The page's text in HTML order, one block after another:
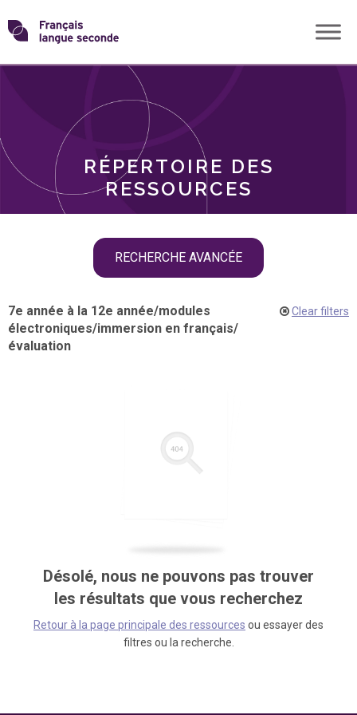
Skip
toTransformons
langue
RÉPERTOIRE DES
RESSOURCES
RECHERCHE AVANCÉE
THÈMES
7e année à la 12e année/modules
électroniques/immersion en français/
évaluation
Clear filters
Désolé, nous ne pouvons pas trouver
les résultats que vous recherchez
Retour à la page principale des ressources ou essayer des
filtres ou la recherche.